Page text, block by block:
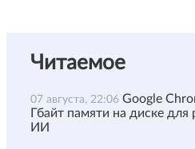
Читаемое
07 августа, 22:06 Google
Гбайт памяти на диске
ИИ